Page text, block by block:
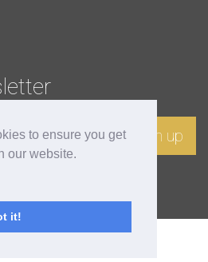
to ensure you get
our website.
it!
Sign up